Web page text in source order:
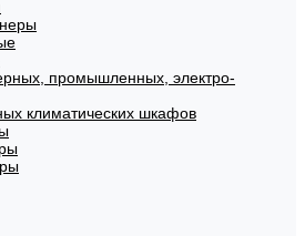
промышленных, электро-
климатических шкафов